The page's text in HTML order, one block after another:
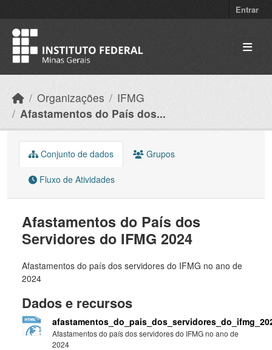
Entrar
Organizações
IFMG
Afastamentos do País dos...
Conjunto de dados Grupos
Fluxo de Atividades
Afastamentos do País dos
Servidores do IFMG 2024
Afastamentos do país dos servidores do IFMG no ano de
2024
Dados e recursos
Afastamentos do país dos servidores do IFMG no ano de
2024